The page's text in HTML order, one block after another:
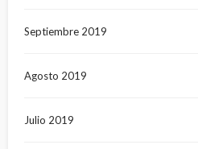
Septiembre 2019
Agosto 2019
Julio 2019